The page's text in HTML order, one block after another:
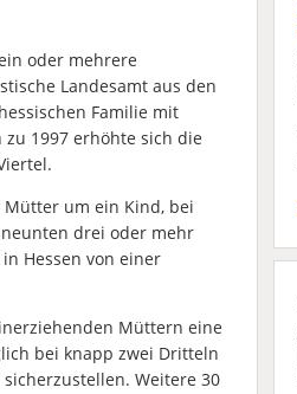
oder mehrere
Landesamt aus den
Familie mit
1997 erhöhte sich die
um ein Kind, bei
drei oder mehr
Hessen von einer
Müttern eine
bei knapp zwei Dritteln
Weitere 30